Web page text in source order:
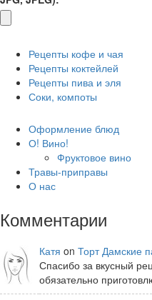
Рецепты кофе и чая
Рецепты коктейлей
Рецепты пива и эля
Соки, компоты
Оформление блюд
О! Вино!
Фруктовое вино
Травы-приправы
О нас
Комментарии
Катя on Торт Дамские
Спасибо за вкусный
обязательно